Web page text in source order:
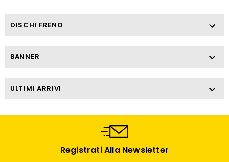
DISCHI FRENO 
BANNER 
ULTIMI ARRIVI 
Registrati Alla Newsletter